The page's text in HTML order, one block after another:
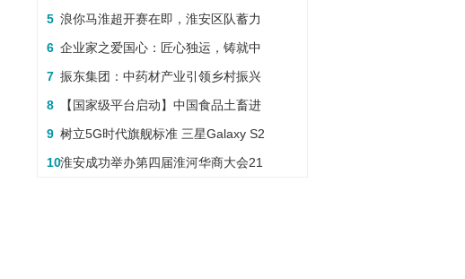
5 浪你马淮超开赛在即，淮安区队蓄力
6 企业家之爱国心：匠心独运，铸就中
7 振东集团：中药材产业引领乡村振兴
8
【国家级平台启动】中国食品土畜进
9 树立5G时代旗舰标准 三星Galaxy S2
10淮安成功举办第四届淮河华商大会21